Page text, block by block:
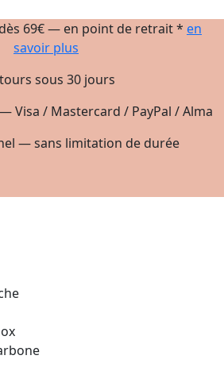
69€ — en point de retrait * en
savoir plus
sous 30 jours
Visa / Mastercard / PayPal / Alma
— sans limitation de durée